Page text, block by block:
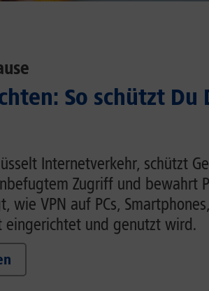
So schützt Du
Internetverkehr, schützt
Zugriff und bewahrt
wie VPN auf PCs,
eingerichtet und genutzt wird.